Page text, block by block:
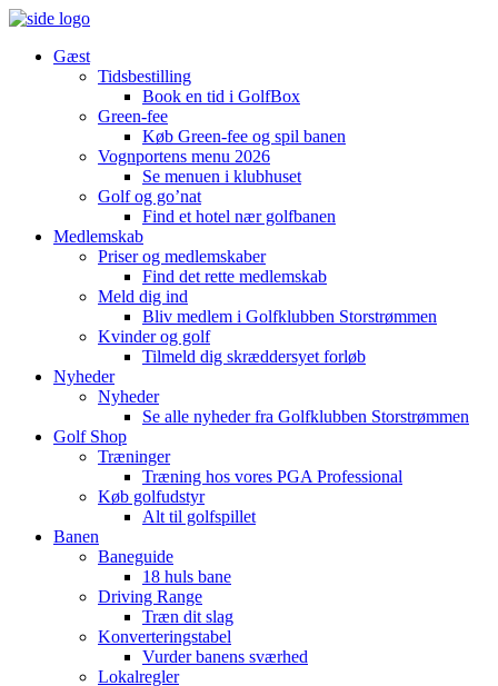
Gæst
Tidsbestilling
Book en tid i GolfBox
Green-fee
Køb Green-fee og spil banen
Vognportens menu 2026
Se menuen i klubhuset
Golf og go’nat
Find et hotel nær golfbanen
Medlemskab
Priser og medlemskaber
Find det rette medlemskab
Meld dig ind
Bliv medlem i Golfklubben Storstrømmen
Kvinder og golf
Tilmeld dig skræddersyet forløb
Nyheder
Nyheder
Se alle nyheder fra Golfklubben Storstrømmen
Golf Shop
Træninger
Træning hos vores PGA Professional
Køb golfudstyr
Alt til golfspillet
Banen
Baneguide
18 huls bane
Driving Range
Træn dit slag
Konverteringstabel
Vurder banens sværhed
Lokalregler